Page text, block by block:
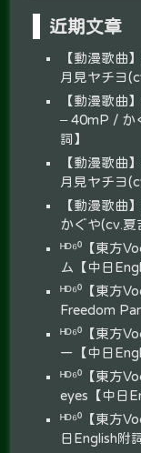
近期文章
【動漫歌曲
月見ヤチヨ
【動漫歌曲
– 40mP / か
詞】
【動漫歌曲
月見ヤチヨ
【動漫歌曲
かぐや(cv.夏
ᴴᴰ⁶⁰【東方
ム【中日
ᴴᴰ⁶⁰【東方
Freedom
ᴴᴰ⁶⁰【東方
ー【中日
ᴴᴰ⁶⁰【東方
eyes【中日
ᴴᴰ⁶⁰【東方
日English附